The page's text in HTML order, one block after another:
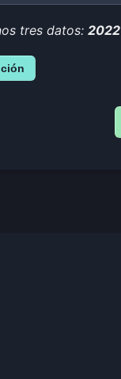
tres datos: 2022